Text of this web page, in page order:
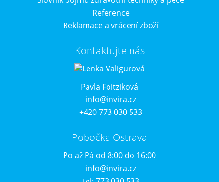
Reference
Reklamace a vrácení zboží
Kontaktujte nás
Pavla Foitziková
info@invira.cz
+420 773 030 533
Pobočka Ostrava
Po až Pá od 8:00 do 16:00
info@invira.cz